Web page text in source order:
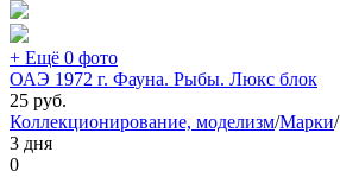
+ Ещё 0 фото
ОАЭ 1972 г. Фауна. Рыбы. Люкс блок
25 руб.
Коллекционирование, моделизм/Марки/
3 дня
0